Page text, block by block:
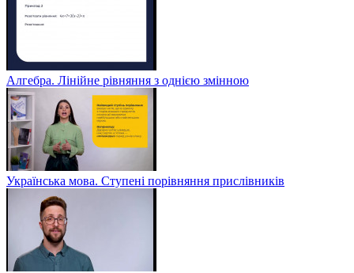
Алгебра. Лінійне рівняння з однією змінною
Українська мова. Ступені порівняння прислівників